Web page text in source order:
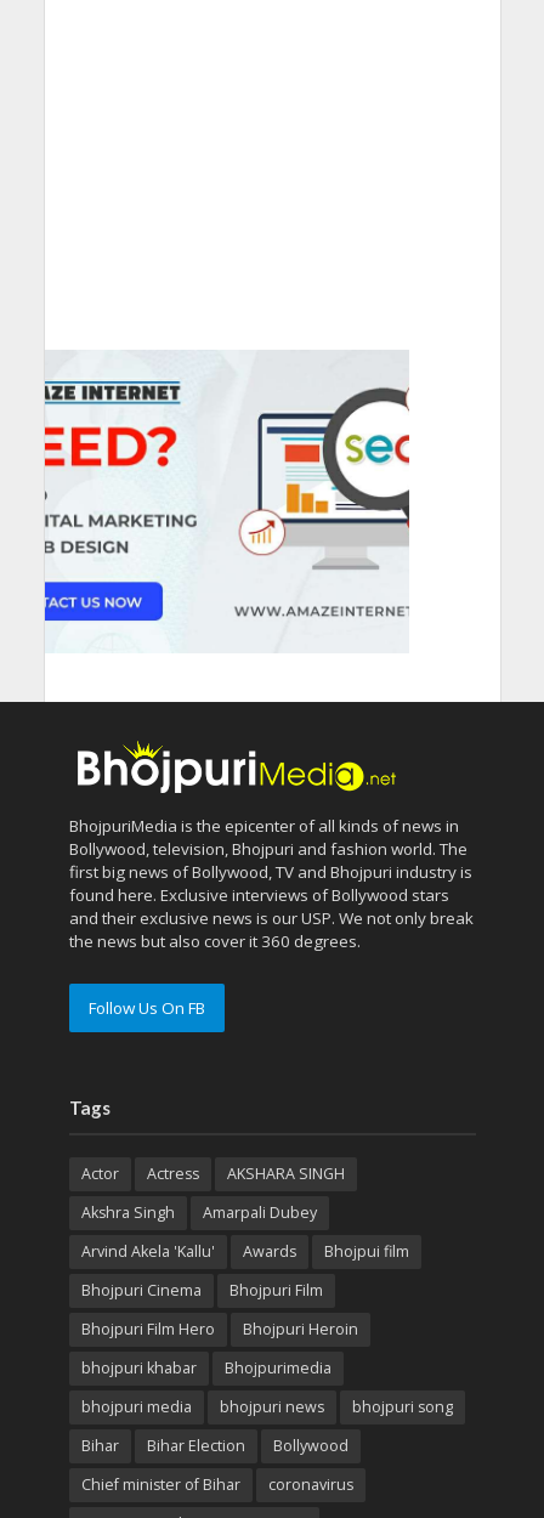
BhojpuriMedia is the epicenter of all kinds of news in
Bollywood, television, Bhojpuri and fashion world. The
first big news of Bollywood, TV and Bhojpuri industry is
found here. Exclusive interviews of Bollywood stars
and their exclusive news is our USP. We not only break
the news but also cover it 360 degrees.
Follow Us On FB
Tags
Actor Actress
AKSHARA SINGH
Akshra Singh
Amarpali Dubey
Arvind Akela 'Kallu'
Awards
Bhojpui film
Bhojpuri Cinema
Bhojpuri Film
Bhojpuri Film Hero
Bhojpuri Heroin
bhojpuri khabar
Bhojpurimedia
bhojpuri media
bhojpuri news
bhojpuri song
Bihar
Bihar Election
Bollywood
Chief minister of Bihar
coronavirus